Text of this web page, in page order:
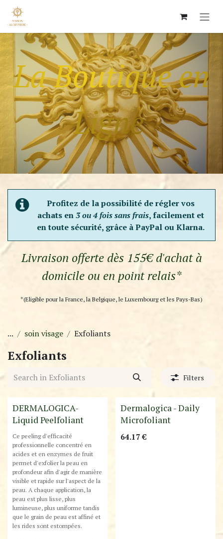
Skip to Content
La Boutique en
Ligne
Profitez de la possibilité de régler vos
achats en3 ou 4 fois sans frais, facilement et
en toute sécurité, grâce à PayPal ou Klarna.
Livraison offerte dès 155€ d'achat à
domicile ou en point relais*
*(Eligible pour la France, la Belgique, le Luxembourg et les Pays-Bas)
... soin visage Exfoliants
Exfoliants
Filters
Destockage
DERMALOGICA-
Liquid Peelfoliant
Ce peeling d'efficacité
professionnelle concentré en
acides et en enzymes de fruit
permet d'exfolier la peau en
profondeur afin d'agir de manière
visible et rapide sur l'aspect de la
peau. A chaque application, la
peau est plus lisse, plus
lumineuse, plus uniforme tandis
que le grain de peau est affiné et
les rides sont estompées.
Best-Seller !
Dermalogica - Daily
Microfoliant
64.17 €